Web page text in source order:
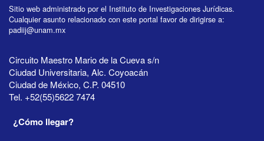
Sitio web administrado por el Instituto de Investigaciones Jurídicas.
Cualquier asunto relacionado con este portal favor de dirigirse a:
padiij@unam.mx
Circuito Maestro Mario de la Cueva s/n
Ciudad Universitaria, Alc. Coyoacán
Ciudad de México, C.P. 04510
Tel. +52(55)5622 7474
¿Cómo llegar?